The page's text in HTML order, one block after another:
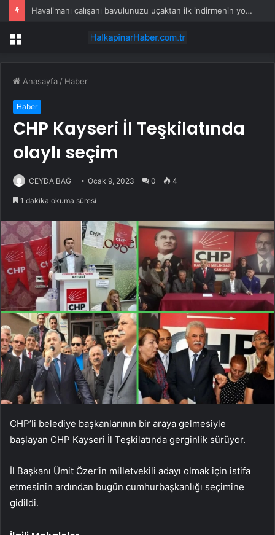
Havalimanı çalışanı bavulunuzu uçaktan ilk indirmenin yolunu açıkladı
Menü
Anasayfa / Haber
Haber
CHP Kayseri İl Teşkilatında
olaylı seçim
CEYDA BAĞ Ocak 9, 2023 0 4
1 dakika okuma süresi
CHP’li belediye başkanlarının bir araya gelmesiyle
başlayan CHP Kayseri İl Teşkilatında gerginlik sürüyor.
İl Başkanı Ümit Özer’in milletvekili adayı olmak için istifa
etmesinin ardından bugün cumhurbaşkanlığı seçimine
gidildi.